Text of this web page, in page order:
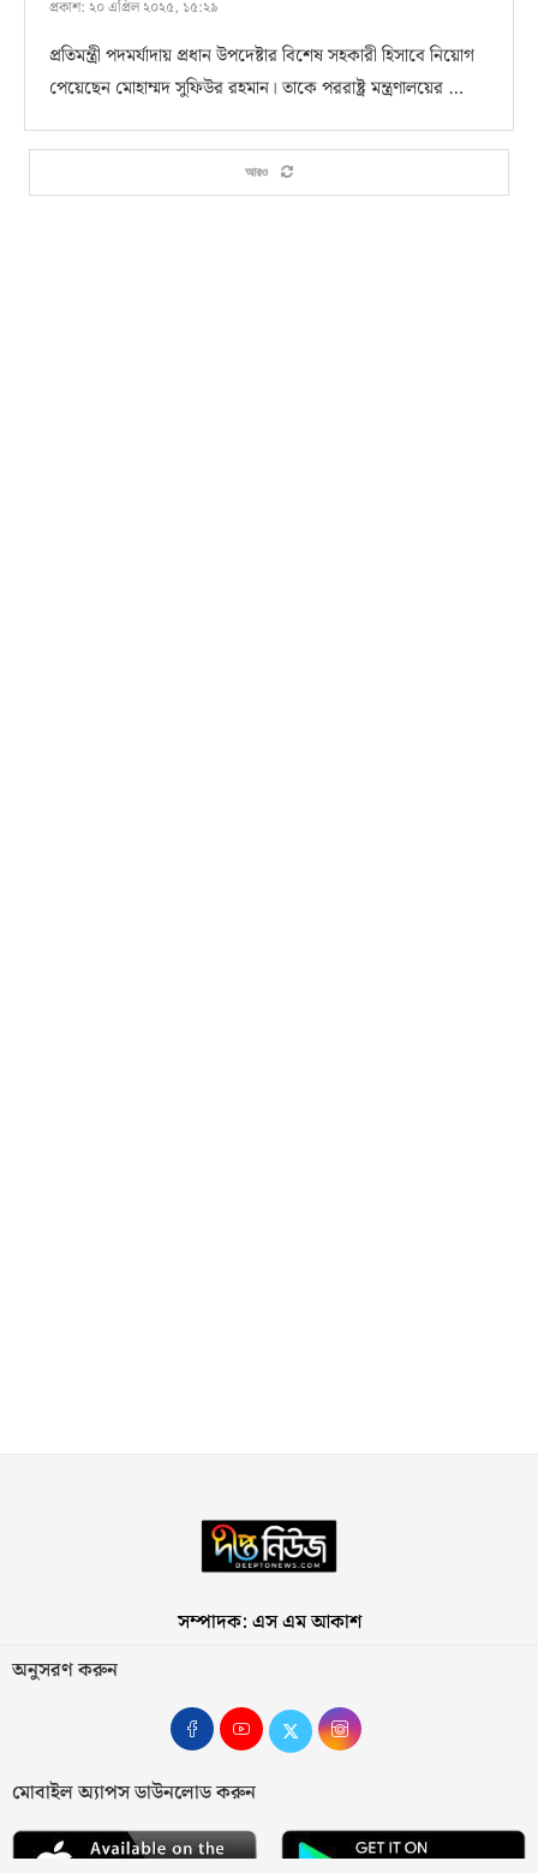
প্রকাশ: ২০ এপ্রিল ২০২৫, ১৫:২৯
প্রতিমন্ত্রী পদমর্যাদায় প্রধান উপদেষ্টার বিশেষ সহকারী হিসাবে নিয়োগ
পেয়েছেন মোহাম্মদ সুফিউর রহমান। তাকে পররাষ্ট্র মন্ত্রণালয়ের …
আরও
সম্পাদক: এস এম আকাশ
অনুসরণ করুন
মোবাইল অ্যাপস ডাউনলোড করুন